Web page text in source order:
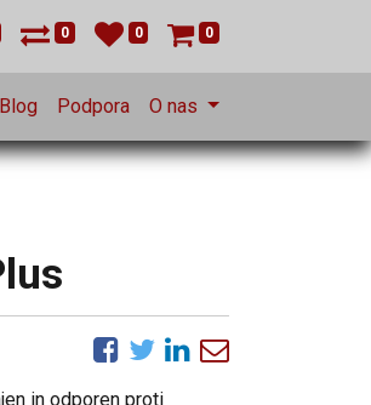
0 0 0
Blog Podpora O nas
in odporen proti